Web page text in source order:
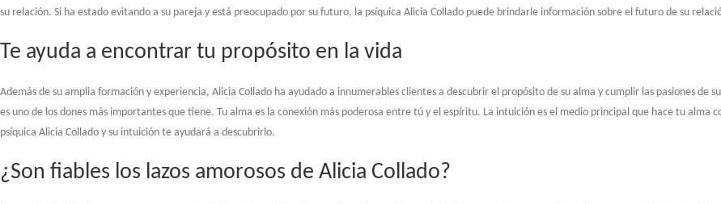
su relación. Si ha estado evitando a su pareja y está preocupado por su futuro, la psíquica Alicia Collado puede brindarle información sobre el futuro de su
Te ayuda a encontrar tu propósito en la vida
Además de su amplia formación y experiencia, Alicia Collado ha ayudado a innumerables clientes a descubrir el propósito de su alma y cumplir las pasiones de
es uno de los dones más importantes que tiene. Tu alma es la conexión más poderosa entre tú y el espíritu. La intuición es el medio principal que hace tu alma
psíquica Alicia Collado y su intuición te ayudará a descubrirlo.
¿Son fiables los lazos amorosos de Alicia Collado?